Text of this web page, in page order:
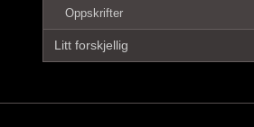
Oppskrifter
Litt forskjellig